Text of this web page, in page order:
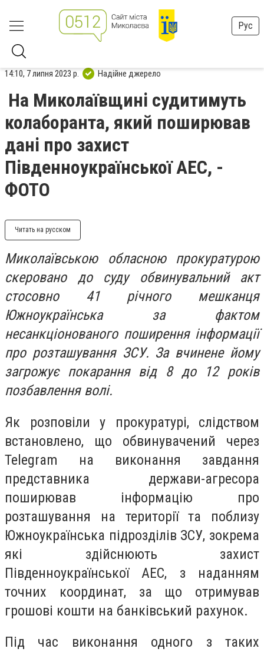
Рус
14:10, 7 липня 2023 р. Надійне джерело
На Миколаївщині судитимуть
колаборанта, який поширював
дані про захист
Південноукраїнської АЕС, -
ФОТО
Читать на русском
Миколаївською обласною прокуратурою
скеровано до суду обвинувальний акт
стосовно 41 річного мешканця
Южноукраїнська за фактом
несанкціонованого поширення інформації
про розташування ЗСУ. За вчинене йому
загрожує покарання від 8 до 12 років
позбавлення волі.
Як розповіли у прокуратурі, слідством
встановлено, що обвинувачений через
Telegram на виконання завдання
представника держави-агресора
поширював інформацію про
розташування на території та поблизу
Южноукраїнська підрозділів ЗСУ, зокрема
які здійснюють захист
Південноукраїнської АЕС, з наданням
точних координат, за що отримував
грошові кошти на банківський рахунок.
Під час виконання одного з таких